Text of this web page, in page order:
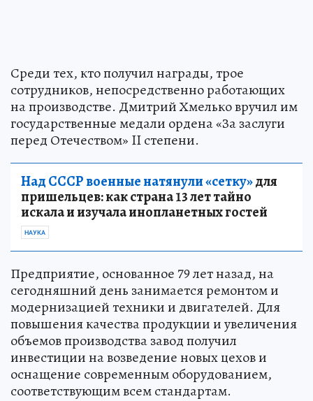
Среди тех, кто получил награды, трое
сотрудников, непосредственно работающих
на производстве. Дмитрий Хмелько вручил им
государственные медали ордена «За заслуги
перед Отечеством» II степени.
Над СССР военные натянули «сетку»для
пришельцев: как страна 13 лет тайно
искала и изучала инопланетных гостей
НАУКА
Предприятие, основанное 79 лет назад, на
сегодняшний день занимается ремонтом и
модернизацией техники и двигателей. Для
повышения качества продукции и увеличения
объемов производства завод получил
инвестиции на возведение новых цехов и
оснащение современным оборудованием,
соответствующим всем стандартам.